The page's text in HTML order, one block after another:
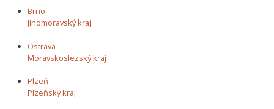
Brno
Jihomoravský kraj
Ostrava
Moravskoslezský kraj
Plzeň
Plzeňský kraj